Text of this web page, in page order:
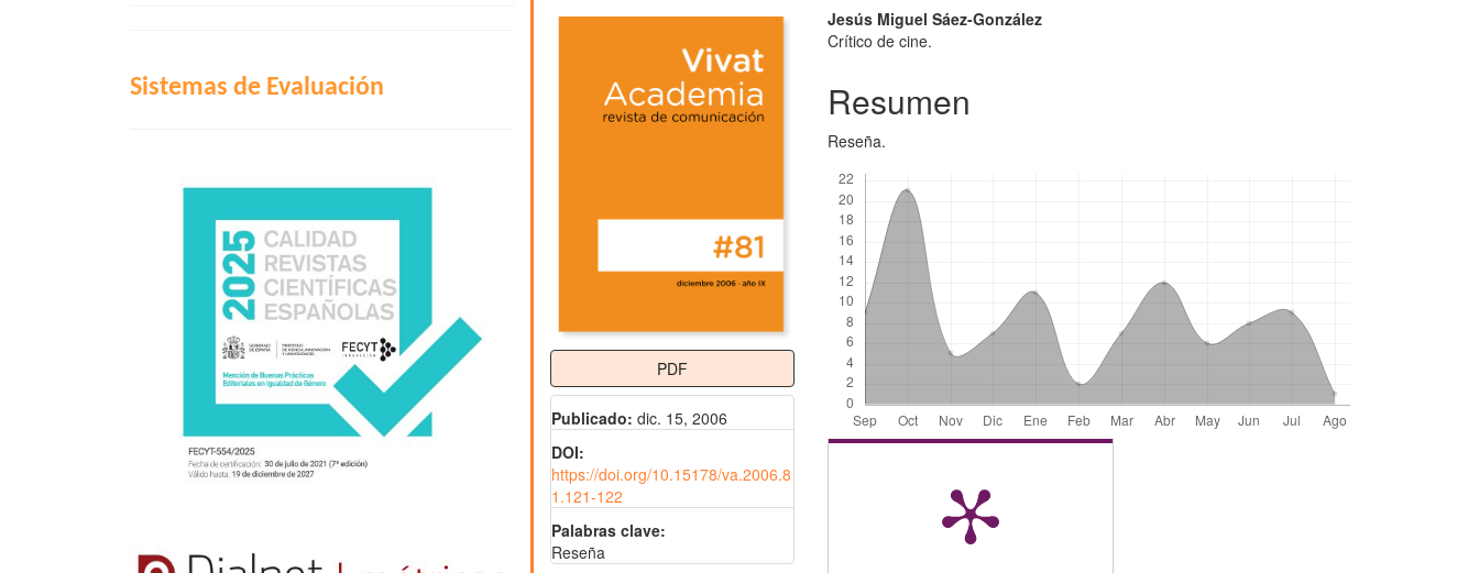
Barra
artículo
PDF
Publicado: dic. 15, 2006
DOI:
https://doi.org/10.15178/va.2006.8
1.121-122
Palabras clave:
Reseña
Contenido
principal
del
artículo
Jesús Miguel Sáez-González
Crítico de cine.
Resumen
Reseña.
INDIZACIÓN
Sistemas de Evaluación